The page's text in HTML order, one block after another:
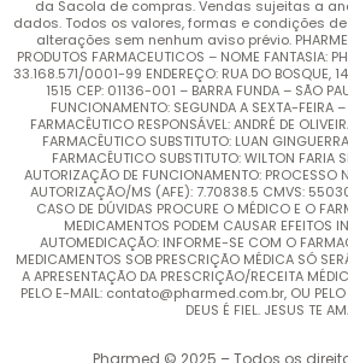
da Sacola de compras. Vendas sujeitas a
dados. Todos os valores, formas e condições
alterações sem nenhum aviso prévio.
PRODUTOS FARMACEUTICOS – NOME FANTASIA:
33.168.571/0001-99 ENDEREÇO: RUA DO BOSQUE,
1515 CEP: 01136-001 – BARRA FUNDA – SÃO
FUNCIONAMENTO: SEGUNDA A SEXTA-
FARMACÊUTICO RESPONSÁVEL: ANDRÉ DE
FARMACÊUTICO SUBSTITUTO: LUAN
FARMACÊUTICO SUBSTITUTO: WILTON FARIA
AUTORIZAÇÃO DE FUNCIONAMENTO:
AUTORIZAÇÃO/MS (AFE): 7.70838.5 CMVS:
CASO DE DÚVIDAS PROCURE O MÉDICO E O
MEDICAMENTOS PODEM CAUSAR EFEITOS
AUTOMEDICAÇÃO: INFORME-SE COM O
MEDICAMENTOS SOB PRESCRIÇÃO MÉDICA SÓ
A APRESENTAÇÃO DA PRESCRIÇÃO/RECEITA
PELO E-MAIL: contato@pharmed.com.br, OU PELO
DEUS É FIEL. JESUS TE
Pharmed © 2025 – Todos os